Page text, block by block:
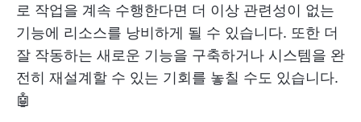
로 작업을 계속 수행한다면 더 이상 관련성이 없는
기능에 리소스를 낭비하게 될 수 있습니다. 또한 더
잘 작동하는 새로운 기능을 구축하거나 시스템을 완
전히 재설계할 수 있는 기회를 놓칠 수도 있습니다.
🤖